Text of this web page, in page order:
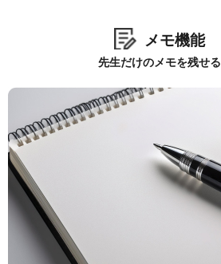
メモ機能
先生だけのメモを残せる